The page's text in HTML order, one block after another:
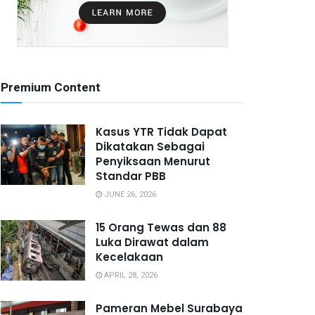
Premium Content
Kasus YTR Tidak Dapat
Dikatakan Sebagai
Penyiksaan Menurut
Standar PBB
JUNE 26, 2026
15 Orang Tewas dan 88
Luka Dirawat dalam
Kecelakaan
APRIL 28, 2026
Pameran Mebel Surabaya